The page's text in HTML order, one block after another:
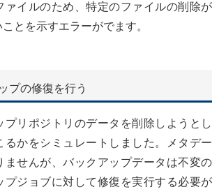
ァイルのため、特定のファイルの削除が
とを示すエラーがでます。
プの修復を行う
プリポジトリのデータを削除しようとし
るかをシミュレートしました。メタデー
ませんが、バックアップデータは不変の
プジョブに対して修復を実行する必要が